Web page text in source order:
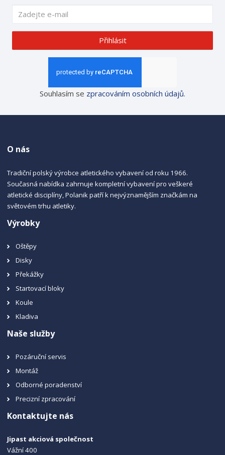
Přihlásit
Souhlasím se zpracováním osobních údajů.
O nás
Tradiční polský výrobce atletického vybavení od roku 1966.
Současná nabídka zahrnuje kompletní vybavení pro veškeré
atletické disciplíny, Polanik patří k nejvýznamějším značkám na
světovém trhu atletiky.
Výrobky
Oštěpy
Disky
Překážky
Startovací bloky
Koule
Kladiva
Naše služby
Pozáruční servis
Montáž
Odborné poradenství
Precizní zpracování
Kontaktujte nás
Jipast akciová společnost
Vážní 400